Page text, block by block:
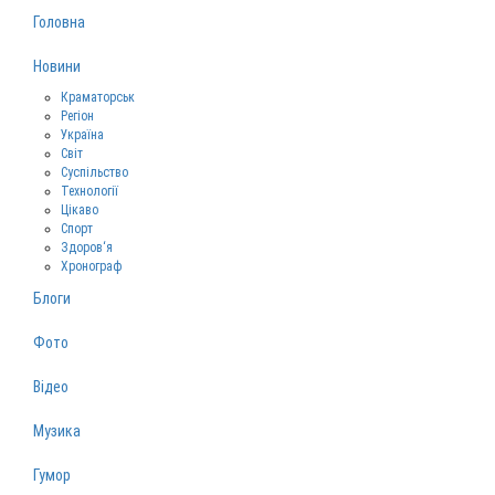
Головна
Новини
Краматорськ
Регіон
Україна
Світ
Суспільство
Технології
Цікаво
Спорт
Здоров‘я
Хронограф
Блоги
Фото
Відео
Музика
Гумор